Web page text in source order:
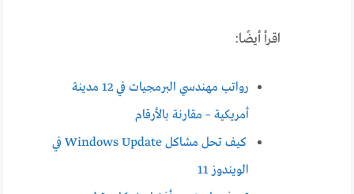
اقرأ أيضًا:
رواتب مهندسي البرمجيات في 12 مدينة
أمريكية – مقارنة بالأرقام
كيف تحل مشاكل Windows Update في
الويندوز 11